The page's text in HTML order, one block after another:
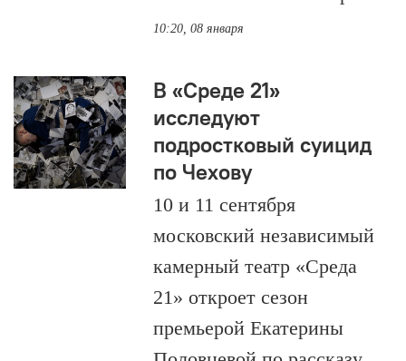
10:20, 08 января
В «Среде 21»
исследуют
подростковый суицид
по Чехову
10 и 11 сентября
московский независимый
камерный театр «Среда
21» откроет сезон
премьерой Екатерины